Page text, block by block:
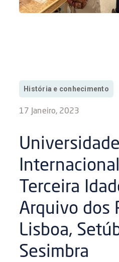
História e conhecimento
17 Janeiro, 2023
Universidade
Terceira
Arquivo dos
Lisboa,
Sesimbra